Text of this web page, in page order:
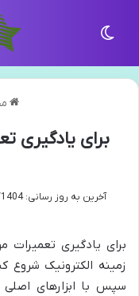
برای یادگیری
آخرین به روز رسانی: 25/05/1404
برای یادگیری تعمیرات
زمینه الکترونیک شروع
سپس با ابزارهای اصلی